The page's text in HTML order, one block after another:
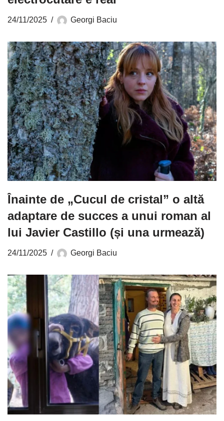
24/11/2025 Georgi Baciu
Înainte de „Cucul de cristal” o altă
adaptare de succes a unui roman al
lui Javier Castillo (și una urmează)
24/11/2025 Georgi Baciu